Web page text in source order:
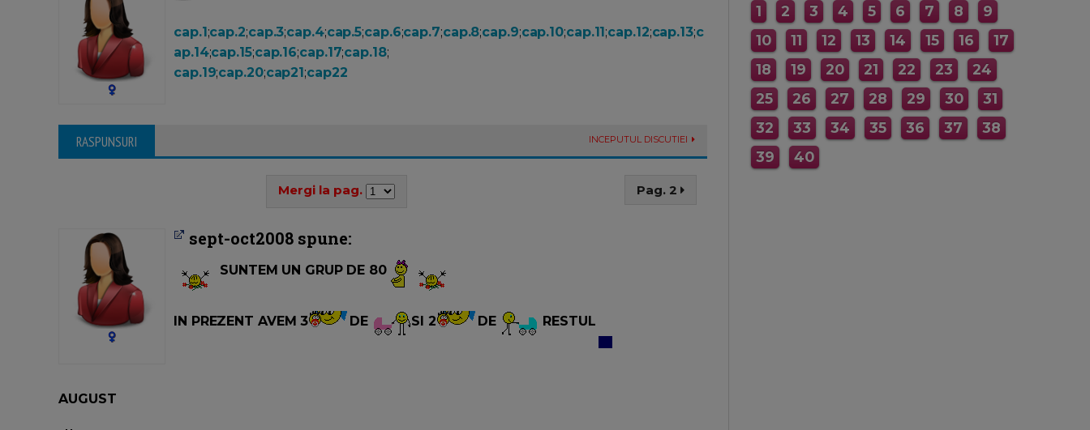
cap.1;cap.2;cap.3;cap.4;cap.5;cap.6;cap.7;cap.8;cap.9;cap.10;cap.11;cap.12;cap.13;c
ap.14;cap.15;cap.16;cap.17;cap.18;
cap.19;cap.20;cap21;cap22
RASPUNSURI INCEPUTUL DISCUTIEI
Mergi la pag. Pag. 2
sept-oct2008 spune:
SUNTEM UN GRUP DE 80
IN PREZENT AVEM 3 DE SI 2 DE RESTUL
AUGUST
1 2 3 4 5 6 7 8
9
10
11 12 13 14 15 16
17
18
19 20 21 22 23
24
25
26 27 28 29 30
31
32
33 34 35 36 37
38
39
40